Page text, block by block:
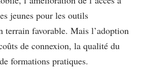
jeunes pour les outils
terrain favorable. Mais l’adoption
de connexion, la qualité du
formations pratiques.